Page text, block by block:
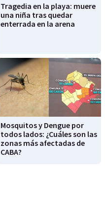
Tragedia en la playa: muere
una niña tras quedar
enterrada en la arena
Mosquitos y Dengue por
todos lados: ¿Cuáles son las
zonas más afectadas de
CABA?